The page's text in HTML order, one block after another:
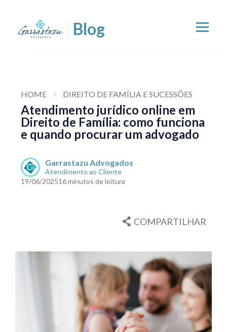
HOME DIREITO DE FAMÍLIA E SUCESSÕES
Atendimento jurídico online em
Direito de Família: como funciona
e quando procurar um advogado
Garrastazu Advogados
Atendimento ao Cliente
19/06/202516 minutos de leitura
COMPARTILHAR